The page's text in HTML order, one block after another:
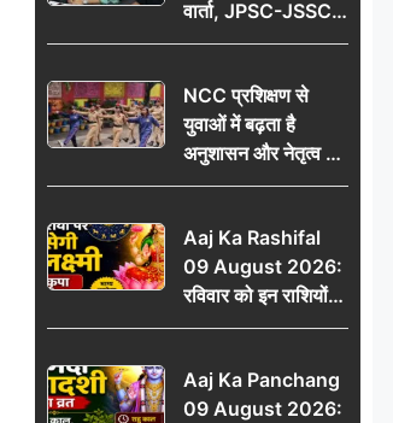
वार्ता, JPSC-JSSC
पेपर लीक के विरोध में
विधानसभा घेराव का
ऐलान
NCC प्रशिक्षण से
युवाओं में बढ़ता है
अनुशासन और नेतृत्व का
गुण: डॉ. जी.एन. खान
Aaj Ka Rashifal
09 August 2026:
रविवार को इन राशियों
पर बरसेगी मां लक्ष्मी की
योग
Aaj Ka Panchang
09 August 2026: